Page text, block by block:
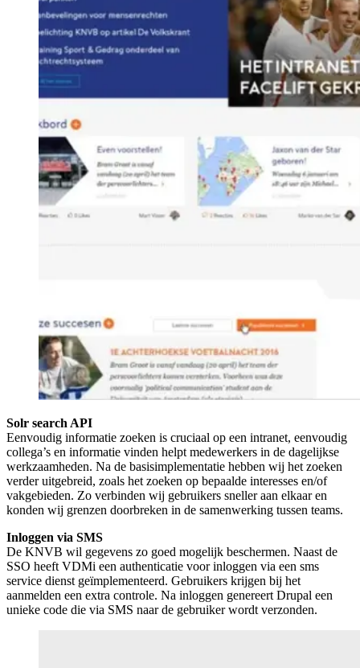
Solr search API
Eenvoudig informatie zoeken is cruciaal op een intranet, eenvoudig
collega’s en informatie vinden helpt medewerkers in de dagelijkse
werkzaamheden. Na de basisimplementatie hebben wij het zoeken
verder uitgebreid, zoals het zoeken op bepaalde interesses en/of
vakgebieden. Zo verbinden wij gebruikers sneller aan elkaar en
konden wij grenzen doorbreken in de samenwerking tussen teams.
Inloggen via SMS
De KNVB wil gegevens zo goed mogelijk beschermen. Naast de
SSO heeft VDMi een authenticatie voor inloggen via een sms
service dienst geïmplementeerd. Gebruikers krijgen bij het
aanmelden een extra controle. Na inloggen genereert Drupal een
unieke code die via SMS naar de gebruiker wordt verzonden.